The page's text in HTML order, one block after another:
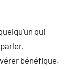
qui
bénéfique.